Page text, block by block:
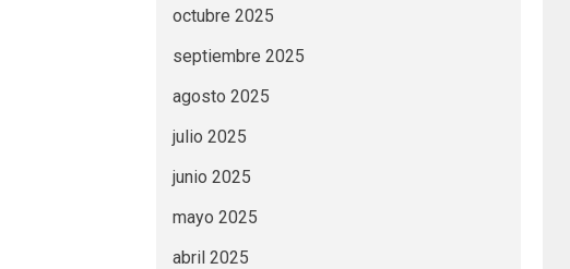
octubre 2025
septiembre 2025
agosto 2025
julio 2025
junio 2025
mayo 2025
abril 2025